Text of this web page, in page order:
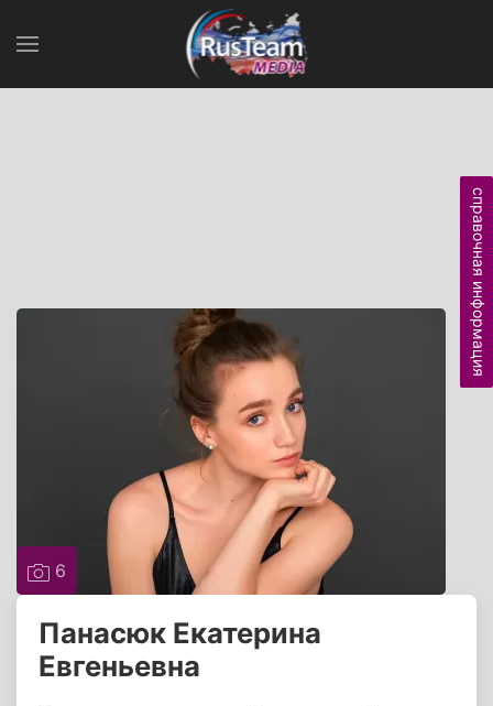
6
Панасюк Екатерина
Евгеньевна
справочная информация